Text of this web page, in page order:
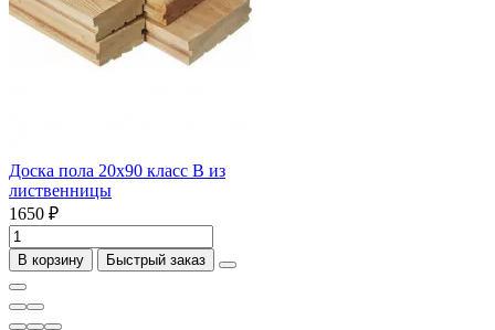
Доска пола 20х90 класс B из
лиственницы
1650 ₽
В корзину Быстрый заказ